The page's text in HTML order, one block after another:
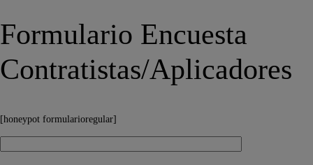
Formulario Encuesta
Contratistas/Aplicadores
[honeypot formularioregular]